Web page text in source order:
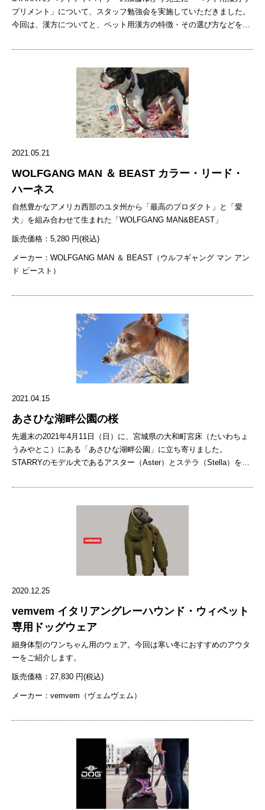
プリメント」について、スタッフ勉強会を実施していただきました。
今回は、漢方についてと、ペット用漢方の特徴・その選び方などをお
が、実はそうではありません。「漢方」とは、鍼灸（しんきゅう）や
われています。「漢方薬」は、漢方医学の理論に基づいて処方される
医薬品のことです。 また、漢方は奈良時代に伝来した古代中国医学を
基本とするもので、日本の気候や風土に影響を受けながら、日本独自
に発展・実践されてきました。 そもそも漢方は、日本で西洋医学が
「蘭方（らんぽう）」と呼ばれていたのに対して、「漢方」と名付け
に主体を置いて全体のバランスをみるといった特徴があります。それ
に対して、病気に主体を置き治療を行うのが西洋医学といえます。漢
方と西洋医学の大きな違いとしては、漢方は病名がつかない不調にも
アプローチできるという点があげられます。 漢方薬とサプリメントの
違い 漢方薬とは、さまざまな症状を改善する、生薬の組み合わせによ
ってできた医薬品です。主に医療現場で使われています。サプリメン
やカプセルなどの形になった、日頃の食生活をフォローする食品で
す。 ペット用漢方サプリメント「Uchinoko漢方」について 昨今では
東洋医学系専門の獣医学校ができ、獣医の間ではペット漢方の認識が
られているような印象を持ちます。今回の勉強会で扱った、ペット用
が、漢方薬ではなくサプリメントに分類されます。 “病気じゃないけ
どちょっと気になる…” “わんちゃんの日々の健康のために何かした
のではありません。体内での効果は非常に分かりにくく、例えばフー
なるそうです。漢方サプリメントを服用する場合は、継続して服用す
ることが望ましく、最低でも3ヶ月は見て欲しいとのことでした。 選
あるかと思います。わんちゃんの体質をよく考えて選びたいところで
す。「Uchinoko漢方」シリーズの場合、以下のようなタイプチェック
があります。 最近食べる量が減った 便秘や軟便を繰り返す 最近、怒
ット、『気の巡り』、『血の巡り』、『水の巡り』 近日中に、ショッ
プにて「Uchinoko漢方」が入荷予定です。入荷の際にはこのSTARRY
のホームページでお知らせいたします。
2021.05.21
WOLFGANG MAN ＆ BEAST カラー・リード・
ハーネス
自然豊かなアメリカ西部のユタ州から「最高のプロダクト」と「愛
犬」を組み合わせて生まれた「WOLFGANG MAN&BEAST」
販売価格：5,280 円(税込)
メーカー：WOLFGANG MAN ＆ BEAST（ウルフギャング マン アン
ド ビースト）
2021.04.15
あさひな湖畔公園の桜
先週末の2021年4月11日（日）に、宮城県の大和町宮床（たいわちょ
うみやとこ）にある「あさひな湖畔公園」に立ち寄りました。
STARRYのモデル犬であるアスター（Aster）とステラ（Stella）を車
に隣り合うように位置する都市公園です。公園からは、仙台市の北部
山である笹倉山がすぐ近くに見えます。 4月前半ということもあって
期待していたとおり、桜が満開でした。桜の花を見ると日本的な美意
識を感じたり、華やいだ気持ちになりますよね！広い面積の芝生もあ
るので、私たちと同じようにワンちゃん連れで桜を見に来ていた人々
が少なくなかったです。公園内の駐車場はいっぱいで私たちの車は停
の宴会をしている人たちはいませんでした（そもそも公園の芝生の上
では宴会はできない？）。 天気もすごく良くて、気持ちのいい日曜で
した。仙台市中心部からは車で1時間ほどの山沿いの場所だったの
で、桜の見物人も全然密集しておらずコロナ渦の中では安心して桜を
見ることができました。 さて、STARRYのモデル犬たちですが、もう
すぐ7歳になるアスターはそれなりに落ち着いた大人の犬なのです
が、まだ1歳のステラは自我が目覚めたばかりなのか、他の犬を見つ
けると狂ったように吠え始めるので少し困っています。この日も吠え
てばかりだったので、落ち着いて桜を楽しむという訳にはいかなかっ
な湖畔公園 満開の桜 アスターと桜 ステラと桜
2020.12.25
vemvem イタリアングレーハウンド・ウィペット
専用ドッグウェア
細身体型のワンちゃん用のウェア。今回は寒い冬におすすめのアウタ
ーをご紹介します。
販売価格：27,830 円(税込)
メーカー：vemvem（ヴェムヴェム）